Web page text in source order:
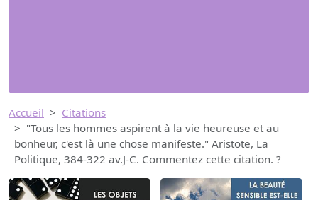
Accueil
Citations
"Tous les hommes aspirent à la vie heureuse et au
bonheur, c'est là une chose manifeste." Aristote, La
Politique, 384-322 av.J-C. Commentez cette citation. ?